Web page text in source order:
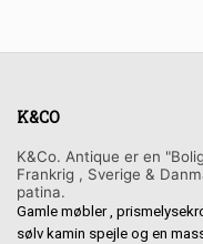
K&CO
K&Co. Antique er en
Frankrig , Sverige &
patina.
Gamle møbler ,
sølv kamin spejle og en